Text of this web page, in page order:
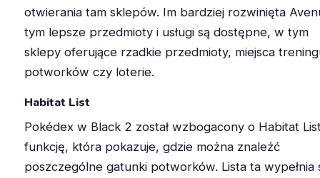
otwierania tam sklepów. Im bardziej rozwinięta
tym lepsze przedmioty i usługi są dostępne, w tym
sklepy oferujące rzadkie przedmioty, miejsca
potworków czy loterie.
Habitat List
Pokédex w Black 2 został wzbogacony o Habitat
funkcję, która pokazuje, gdzie można znaleźć
poszczególne gatunki potworków. Lista ta wypełnia